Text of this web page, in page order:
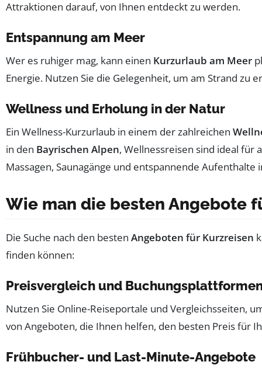
Attraktionen darauf, von Ihnen entdeckt zu werden.
Entspannung am Meer
Wer es ruhiger mag, kann einen Kurzurlaub am Meer
Energie. Nutzen Sie die Gelegenheit, um am Strand
Wellness und Erholung in der Natur
Ein Wellness-Kurzurlaub in einem der zahlreichen
in den Bayrischen Alpen, Wellnessreisen sind ideal für
Massagen, Saunagänge und entspannende
Wie man die besten Angebote
Die Suche nach den besten Angeboten für Kurzreisen
finden können:
Preisvergleich und
Nutzen Sie Online-Reiseportale und Vergleichsseiten,
von Angeboten, die Ihnen helfen, den besten Preis für
Frühbucher- und Last-Minute-Angebote